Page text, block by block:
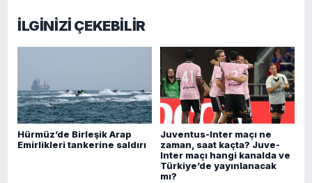
İLGİNİZİ ÇEKEBİLİR
Hürmüz’de Birleşik Arap
Emirlikleri tankerine saldırı
Juventus-Inter maçı ne
zaman, saat kaçta? Juve-
Inter maçı hangi kanalda ve
Türkiye’de yayınlanacak
mı?